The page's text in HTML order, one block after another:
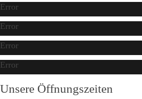
Error
Error
Error
Error
Unsere Öffnungszeiten